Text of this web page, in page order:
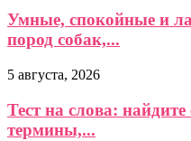
Умные, спокойные и
пород собак,...
5 августа, 2026
Тест на слова:
термины,...